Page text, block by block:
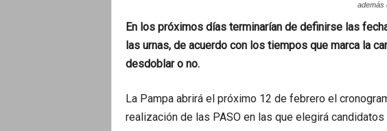
además
En los próximos días terminarían de definirse las
las urnas, de acuerdo con los tiempos que marca la
desdoblar o no.
La Pampa abrirá el próximo 12 de febrero el
realización de las PASO en las que elegirá